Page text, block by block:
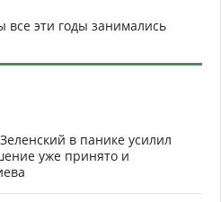
эти годы занимались
в панике усилил
уже принято и